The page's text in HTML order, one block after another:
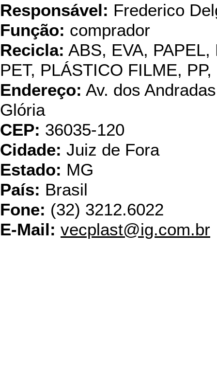
Responsável: Frederico
Função: comprador
Recicla: ABS, EVA,
PET, PLÁSTICO FILME,
Endereço: Av. dos
Glória
CEP: 36035-120
Cidade: Juiz de Fora
Estado: MG
País: Brasil
Fone: (32) 3212.6022
E-Mail: vecplast@ig.com.br